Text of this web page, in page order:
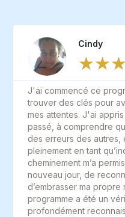
Cindy
★★★
J'ai commencé ce
trouver des clés pour
mes attentes. J'ai
passé, à comprendre
des erreurs des autres,
pleinement en tant
cheminement m’a
nouveau jour, de
d’embrasser ma
programme a été un
profondément